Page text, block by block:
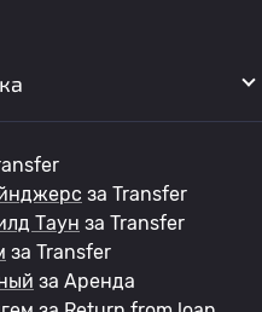
за Transfer
Таун за Transfer
за Transfer
за Аренда